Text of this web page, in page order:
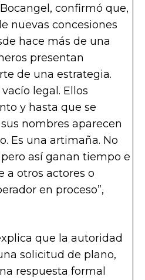
confirmó que,
nuevas concesiones
hace más de una
presentan
de una estrategia.
legal. Ellos
y hasta que se
nombres aparecen
Es una artimaña. No
así ganan tiempo e
a otros actores o
en proceso”,
que la autoridad
solicitud de plano,
respuesta formal